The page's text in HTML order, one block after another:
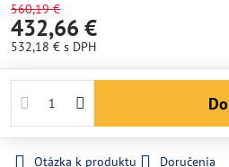
560,19 €
432,66 €
532,18 € s DPH
Otázka k produktu Doručenia